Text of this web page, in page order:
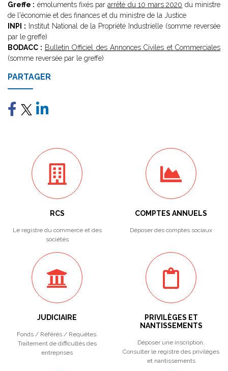
Greffe : émoluments fixés pararrêté du 10 mars 2020 du ministre
de l'économie et des finances et du ministre de la Justice
INPI : Institut National de la Propriété Industrielle (somme reversée
par le greffe)
BODACC : Bulletin Officiel des Annonces Civiles et Commerciales
(somme reversée par le greffe)
PARTAGER
RCS
Le registre du commerce et des
sociétés
COMPTES ANNUELS
Déposer des comptes sociaux
JUDICIAIRE
Fonds / Référés / Requêtes.
Traitement de difficultés des
entreprises
PRIVILÈGES ET
NANTISSEMENTS
Déposer une inscription.
Consulter le registre des privilèges
et nantissements